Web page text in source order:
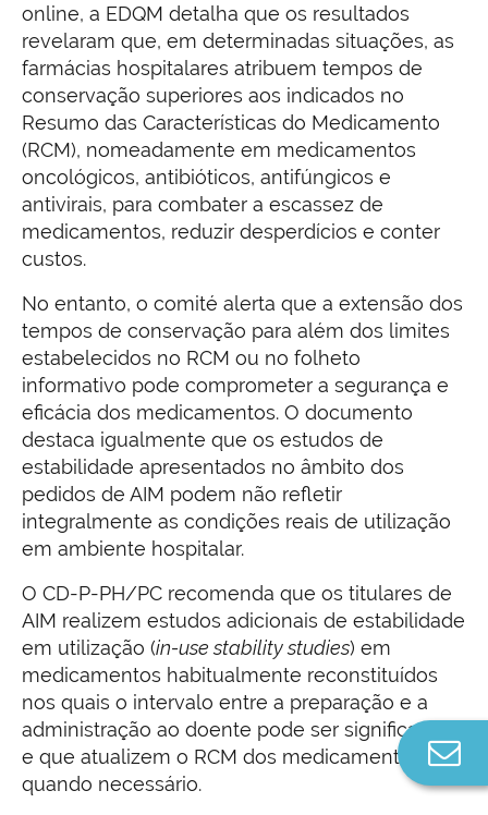
online, a EDQM detalha que os resultados
revelaram que, em determinadas situações, as
farmácias hospitalares atribuem tempos de
conservação superiores aos indicados no
Resumo das Características do Medicamento
(RCM), nomeadamente em medicamentos
oncológicos, antibióticos, antifúngicos e
antivirais, para combater a escassez de
medicamentos, reduzir desperdícios e conter
custos.
No entanto, o comité alerta que a extensão dos
tempos de conservação para além dos limites
estabelecidos no RCM ou no folheto
informativo pode comprometer a segurança e
eficácia dos medicamentos. O documento
destaca igualmente que os estudos de
estabilidade apresentados no âmbito dos
pedidos de AIM podem não refletir
integralmente as condições reais de utilização
em ambiente hospitalar.
O CD-P-PH/PC recomenda que os titulares de
AIM realizem estudos adicionais de estabilidade
em utilização (in-use stability studies) em
medicamentos habitualmente reconstituídos
nos quais o intervalo entre a preparação e a
administração ao doente pode ser significativo,
e que atualizem o RCM dos medicamentos
quando necessário.